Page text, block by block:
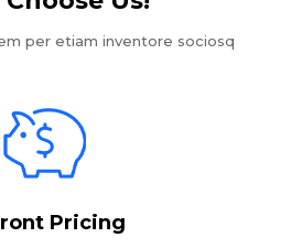
per etiam inventore sociosq
Pricing